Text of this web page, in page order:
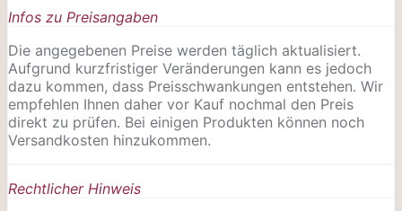
Infos zu Preisangaben
Die angegebenen Preise werden täglich aktualisiert.
Aufgrund kurzfristiger Veränderungen kann es jedoch
dazu kommen, dass Preisschwankungen entstehen. Wir
empfehlen Ihnen daher vor Kauf nochmal den Preis
direkt zu prüfen. Bei einigen Produkten können noch
Versandkosten hinzukommen.
Rechtlicher Hinweis